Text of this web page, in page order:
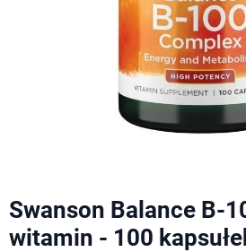
Swanson Balance B-
witamin - 100